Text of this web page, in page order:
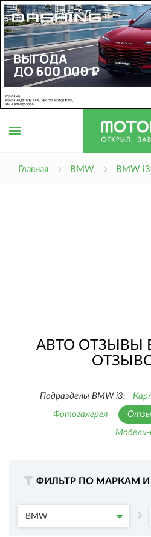
Главная BMW BMW i3
АВТО ОТЗЫВЫ
Подразделы BMW i3:
Фотогалерея
Модели-
ФИЛЬТР ПО МАРКАМ
BMW